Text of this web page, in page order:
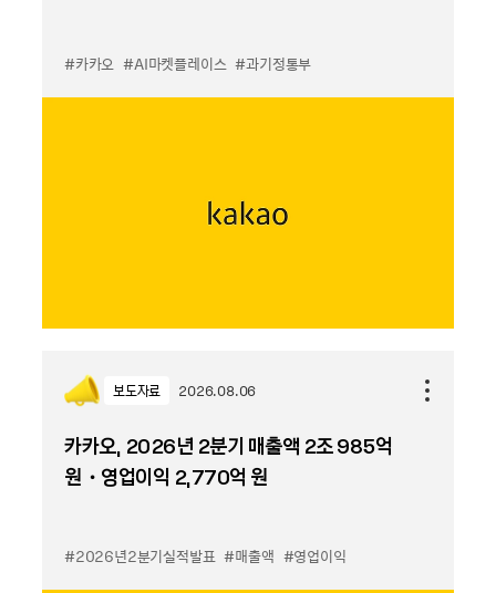
#카카오 #AI마켓플레이스 #과기정통부
보도자료 2026.08.06
카카오, 2026년 2분기 매출액 2조 985억
원・영업이익 2,770억 원
#2026년2분기실적발표 #매출액 #영업이익